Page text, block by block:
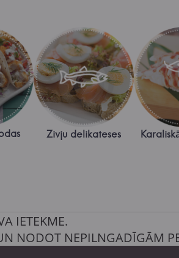
Zivju delikateses
IETEKME.
NODOT NEPILNGADĪGĀM